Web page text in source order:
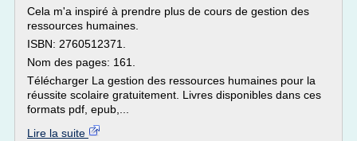
Cela m'a inspiré à prendre plus de cours de gestion des
ressources humaines.
ISBN: 2760512371.
Nom des pages: 161.
Télécharger La gestion des ressources humaines pour la
réussite scolaire gratuitement. Livres disponibles dans ces
formats pdf, epub,...
Lire la suite